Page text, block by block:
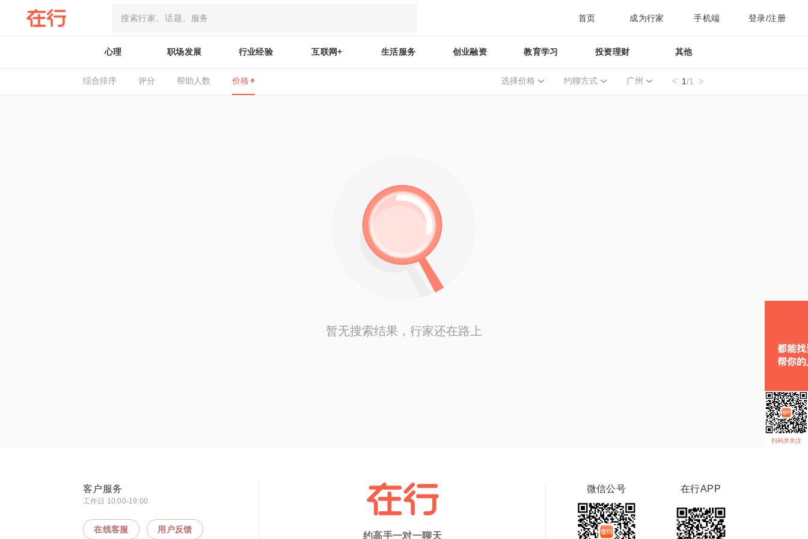
首页 成为行家 手机端 登录/注册
心理 职场发展 行业经验 互联网+ 生活服务 创业融资 教育学习 投资理财 其他
综合排序 评分 帮助人数 价格 选择价格 约聊方式 广州 1/1
暂无搜索结果，行家还在路上
扫码并关注
客户服务
工作日 10:00-19:00
在线客服 用户反馈
约高手一对一聊天
微信公号 在行APP